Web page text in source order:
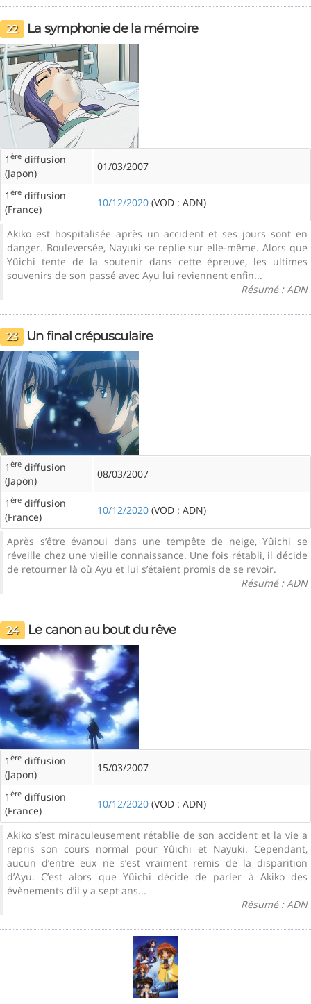
22 La symphonie de la mémoire
1 ère diffusion
(Japon)
01/03/2007
1 ère diffusion
(France)
10/12/2020 (VOD : ADN)
Akiko est hospitalisée après un accident et ses jours sont en
danger. Bouleversée, Nayuki se replie sur elle-même. Alors que
Yûichi tente de la soutenir dans cette épreuve, les ultimes
souvenirs de son passé avec Ayu lui reviennent enfin...
Résumé : ADN
23 Un final crépusculaire
1 ère diffusion
(Japon)
08/03/2007
1 ère diffusion
(France)
10/12/2020 (VOD : ADN)
Après s’être évanoui dans une tempête de neige, Yûichi se
réveille chez une vieille connaissance. Une fois rétabli, il décide
de retourner là où Ayu et lui s’étaient promis de se revoir.
Résumé : ADN
24 Le canon au bout du rêve
1 ère diffusion
(Japon)
15/03/2007
1 ère diffusion
(France)
10/12/2020 (VOD : ADN)
Akiko s’est miraculeusement rétablie de son accident et la vie a
repris son cours normal pour Yûichi et Nayuki. Cependant,
aucun d’entre eux ne s’est vraiment remis de la disparition
d’Ayu. C’est alors que Yûichi décide de parler à Akiko des
évènements d’il y a sept ans...
Résumé : ADN